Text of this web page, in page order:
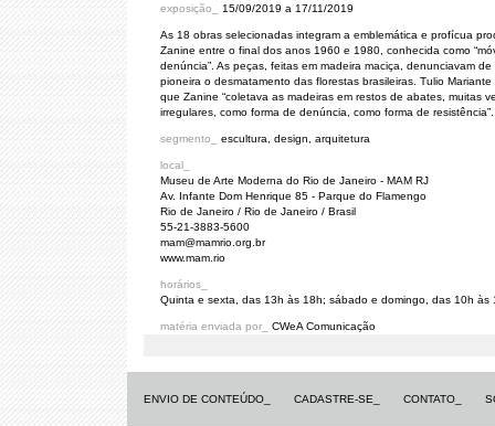
exposição_ 15/09/2019 a 17/11/2019
As 18 obras selecionadas integram a emblemática e profícua
Zanine entre o final dos anos 1960 e 1980, conhecida como
denúncia”. As peças, feitas em madeira maciça, denunciavam de
pioneira o desmatamento das florestas brasileiras. Tulio Mariante
que Zanine “coletava as madeiras em restos de abates, muitas
irregulares, como forma de denúncia, como forma de resistência”.
segmento_ escultura, design, arquitetura
local_
Museu de Arte Moderna do Rio de Janeiro - MAM RJ
Av. Infante Dom Henrique 85 - Parque do Flamengo
Rio de Janeiro / Rio de Janeiro / Brasil
55-21-3883-5600
mam@mamrio.org.br
www.mam.rio
horários_
Quinta e sexta, das 13h às 18h; sábado e domingo, das 10h às
matéria enviada por_ CWeA Comunicação
ENVIO DE CONTEÚDO_ CADASTRE-SE_ CONTATO_